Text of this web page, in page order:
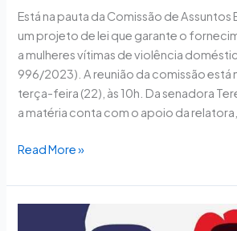
Está na pauta da Comissão de Assuntos
um projeto de lei que garante o
a mulheres vítimas de violência
996/2023). A reunião da comissão está
terça-feira (22), às 10h. Da senadora
a matéria conta com o apoio da
Read More »